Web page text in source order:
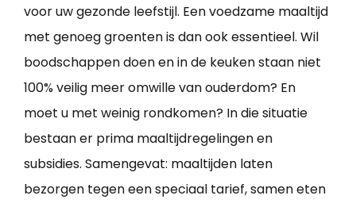
voor uw gezonde leefstijl. Een voedzame maaltijd
met genoeg groenten is dan ook essentieel. Wil
boodschappen doen en in de keuken staan niet
100% veilig meer omwille van ouderdom? En
moet u met weinig rondkomen? In die situatie
bestaan er prima maaltijdregelingen en
subsidies. Samengevat: maaltijden laten
bezorgen tegen een speciaal tarief, samen eten